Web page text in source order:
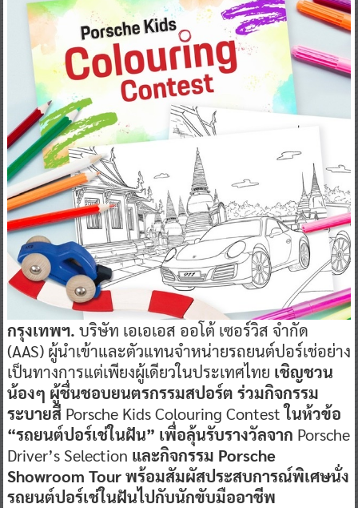
กรุงเทพฯ. บริษัท เอเอเอส ออโต้ เซอร์วิส จำกัด
(AAS) ผู้นำเข้าและตัวแทนจำหน่ายรถยนต์ปอร์เช่อย่าง
เป็นทางการแต่เพียงผู้เดียวในประเทศไทย เชิญชวน
น้องๆ ผู้ชื่นชอบยนตรกรรมสปอร์ต ร่วมกิจกรรม
ระบายสีPorsche Kids Colouring Contestในห้วข้อ
“รถยนต์ปอร์เช่ในฝัน” เพื่อลุ้นรับรางวัลจาก Porsche
Driver’s Selection และกิจกรรม Porsche
Showroom Tourพร้อมสัมผัสประสบการณ์พิเศษนั่ง
รถยนต์ปอร์เช่ในฝันไปกับนักขับมืออาชีพ